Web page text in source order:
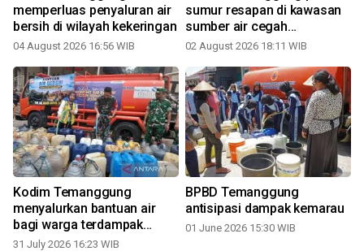
memperluas penyaluran air
bersih di wilayah kekeringan
04 August 2026 16:56 WIB
sumur resapan di kawasan
sumber air cegah
kekeringan
02 August 2026 18:11 WIB
Kodim Temanggung
menyalurkan bantuan air
bagi warga terdampak
kekeringan
31 July 2026 16:23 WIB
BPBD Temanggung
antisipasi dampak kemarau
01 June 2026 15:30 WIB